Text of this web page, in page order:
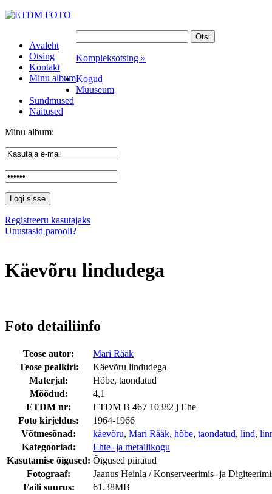
Avaleht
Otsing
Kontakt
Minu album
Kompleksotsing »
Kogud
Muuseum
Sündmused
Näitused
Minu album:
Registreeru kasutajaks
Unustasid parooli?
Käevõru lindudega
Foto detailiinfo
Teose autor:
Mari Rääk
Teose pealkiri:
Käevõru lindudega
Materjal:
Hõbe, taondatud
Mõõdud:
4,1
ETDM nr:
ETDM B 467 10382 j Ehe
Foto kirjeldus:
1964-1966
Võtmesõnad:
käevõru, Mari Rääk, hõbe, taondatud, lind,
Kategooriad:
Ehte- ja metallikogu
Kasutamise õigused: Õigused piiratud
Fotograaf:
Jaanus Heinla / Konserveerimis- ja
Faili suurus:
61.38MB